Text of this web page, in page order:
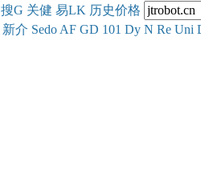
搜G 关健 易LK 历史价格
新介 Sedo AF GD 101 Dy N Re Uni